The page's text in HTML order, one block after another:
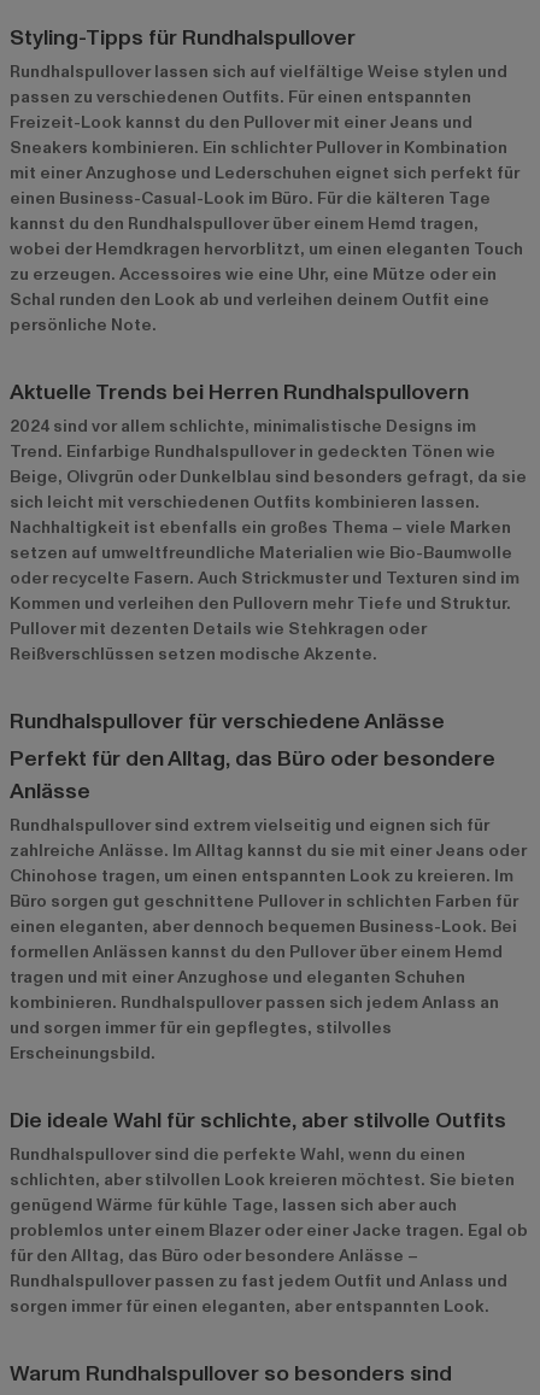
Styling-Tipps für Rundhalspullover
Rundhalspullover lassen sich auf vielfältige Weise stylen und
passen zu verschiedenen Outfits. Für einen entspannten
Freizeit-Look kannst du den Pullover mit einer Jeans und
Sneakers kombinieren. Ein schlichter Pullover in Kombination
mit einer Anzughose und Lederschuhen eignet sich perfekt für
einen Business-Casual-Look im Büro. Für die kälteren Tage
kannst du den Rundhalspullover über einem Hemd tragen,
wobei der Hemdkragen hervorblitzt, um einen eleganten Touch
zu erzeugen. Accessoires wie eine Uhr, eine Mütze oder ein
Schal runden den Look ab und verleihen deinem Outfit eine
persönliche Note.
Aktuelle Trends bei Herren Rundhalspullovern
2024 sind vor allem schlichte, minimalistische Designs im
Trend. Einfarbige Rundhalspullover in gedeckten Tönen wie
Beige, Olivgrün oder Dunkelblau sind besonders gefragt, da sie
sich leicht mit verschiedenen Outfits kombinieren lassen.
Nachhaltigkeit ist ebenfalls ein großes Thema – viele Marken
setzen auf umweltfreundliche Materialien wie Bio-Baumwolle
oder recycelte Fasern. Auch Strickmuster und Texturen sind im
Kommen und verleihen den Pullovern mehr Tiefe und Struktur.
Pullover mit dezenten Details wie Stehkragen oder
Reißverschlüssen setzen modische Akzente.
Rundhalspullover für verschiedene Anlässe
Perfekt für den Alltag, das Büro oder besondere
Anlässe
Rundhalspullover sind extrem vielseitig und eignen sich für
zahlreiche Anlässe. Im Alltag kannst du sie mit einer Jeans oder
Chinohose tragen, um einen entspannten Look zu kreieren. Im
Büro sorgen gut geschnittene Pullover in schlichten Farben für
einen eleganten, aber dennoch bequemen Business-Look. Bei
formellen Anlässen kannst du den Pullover über einem Hemd
tragen und mit einer Anzughose und eleganten Schuhen
kombinieren. Rundhalspullover passen sich jedem Anlass an
und sorgen immer für ein gepflegtes, stilvolles
Erscheinungsbild.
Die ideale Wahl für schlichte, aber stilvolle Outfits
Rundhalspullover sind die perfekte Wahl, wenn du einen
schlichten, aber stilvollen Look kreieren möchtest. Sie bieten
genügend Wärme für kühle Tage, lassen sich aber auch
problemlos unter einem Blazer oder einer Jacke tragen. Egal ob
für den Alltag, das Büro oder besondere Anlässe –
Rundhalspullover passen zu fast jedem Outfit und Anlass und
sorgen immer für einen eleganten, aber entspannten Look.
Warum Rundhalspullover so besonders sind